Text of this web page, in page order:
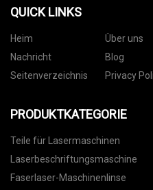
QUICK LINKS
Heim Über uns
Nachricht
Blog
Seitenverzeichnis
Privacy
PRODUKTKATEGORIE
Teile für Lasermaschinen
Laserbeschriftungsmaschine
Faserlaser-Maschinenlinse